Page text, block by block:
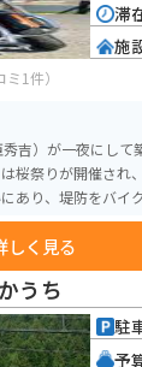
ミ1件）
吉）が一夜にして
桜祭りが開催され
あり、堤防をバイ
しく見る
滞
施
うち
駐
予